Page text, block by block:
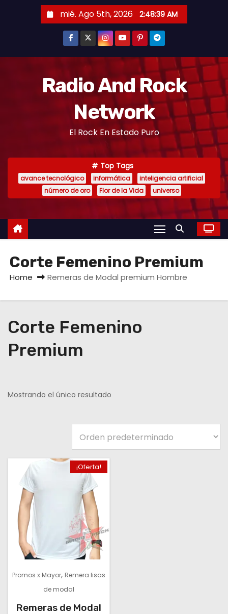
mié. Ago 5th, 2026 2:48:39 AM
Radio And Rock
Network
El Rock En Estado Puro
Top Tags
avance tecnológico informática
inteligencia artificial
número de oro
Flor de la Vida universo
Corte Femenino Premium
Home Remeras de Modal premium Hombre
Corte Femenino
Premium
Mostrando el único resultado
¡Oferta!
Promos x Mayor, Remera lisas
de modal
Remeras de Modal